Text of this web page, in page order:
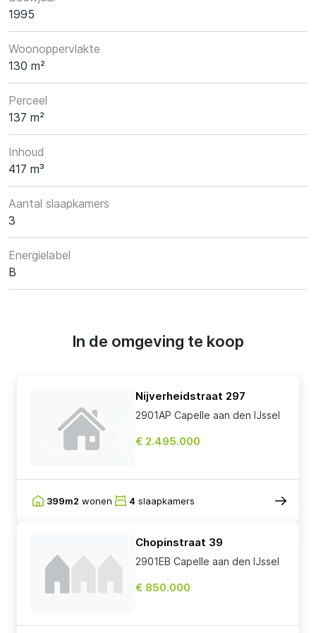
1995
Woonoppervlakte
130 m²
Perceel
137 m²
Inhoud
417 m³
Aantal slaapkamers
3
Energielabel
B
In de omgeving te koop
Nijverheidstraat 297
2901AP Capelle aan den IJssel
€ 2.495.000
399m2 wonen 4 slaapkamers
Chopinstraat 39
2901EB Capelle aan den IJssel
€ 850.000